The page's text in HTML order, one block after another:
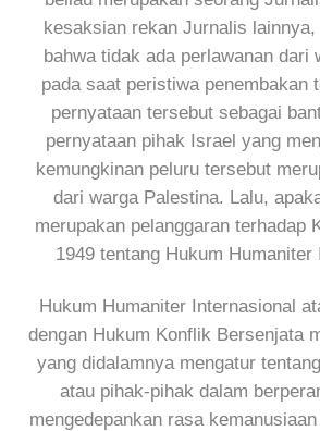
kesaksian rekan Jurnalis
bahwa tidak ada perlawanan dari
pada saat peristiwa penembakan
pernyataan tersebut sebagai
pernyataan pihak Israel yang
kemungkinan peluru tersebut
dari warga Palestina. Lalu,
merupakan pelanggaran terhadap
1949 tentang Hukum Humaniter
Hukum Humaniter Internasional
dengan Hukum Konflik Bersenjata
yang didalamnya mengatur
atau pihak-pihak dalam
mengedepankan rasa